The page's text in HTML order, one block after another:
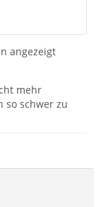
angezeigt
mehr
so schwer zu